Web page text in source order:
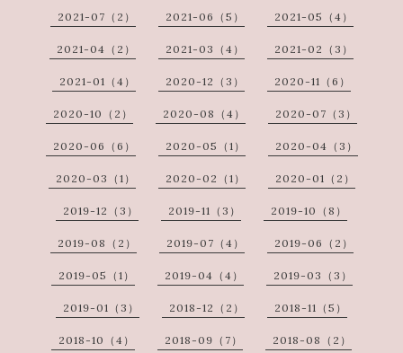
2021-07（2） 2021-06（5） 2021-05（4）
2021-04（2） 2021-03（4） 2021-02（3）
2021-01（4） 2020-12（3） 2020-11（6）
2020-10（2） 2020-08（4） 2020-07（3）
2020-06（6） 2020-05（1） 2020-04（3）
2020-03（1） 2020-02（1） 2020-01（2）
2019-12（3） 2019-11（3） 2019-10（8）
2019-08（2） 2019-07（4） 2019-06（2）
2019-05（1） 2019-04（4） 2019-03（3）
2019-01（3） 2018-12（2） 2018-11（5）
2018-10（4） 2018-09（7） 2018-08（2）